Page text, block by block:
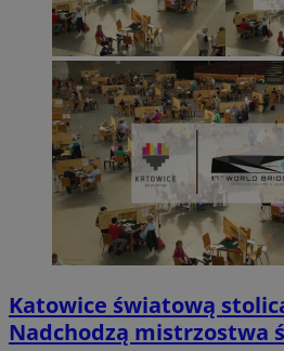
Katowice światową
Nadchodzą mistrzostwa